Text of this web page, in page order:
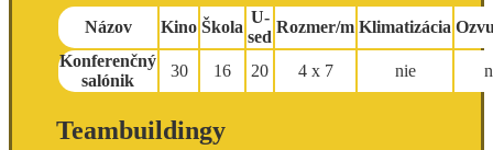
Názov Kino Škola
U-
sed
Rozmer/m Klimatizácia
Konferenčný
salónik
30 16 20 4 x 7 nie
Teambuildingy